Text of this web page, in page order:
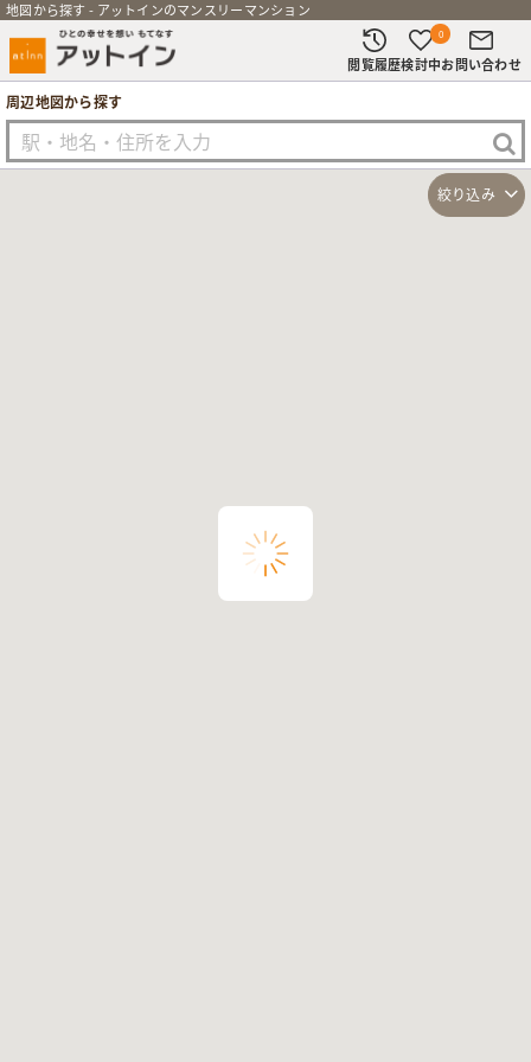
地図から探す - アットインのマンスリーマンション
閲覧履歴検討中
0
お問い合わせ
周辺地図から探す
絞り込み